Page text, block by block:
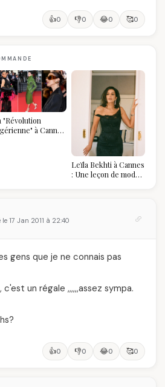
👍0 👎0 😂0 🥰0
"Révolution
à Cannes
Leïla Bekhti à Cannes
: Une leçon de mode
le 17 Jan 2011 à 22:40
gens que je ne connais pas
un régale ,,,,,,assez sympa.
👍0 👎0 😂0 🥰0